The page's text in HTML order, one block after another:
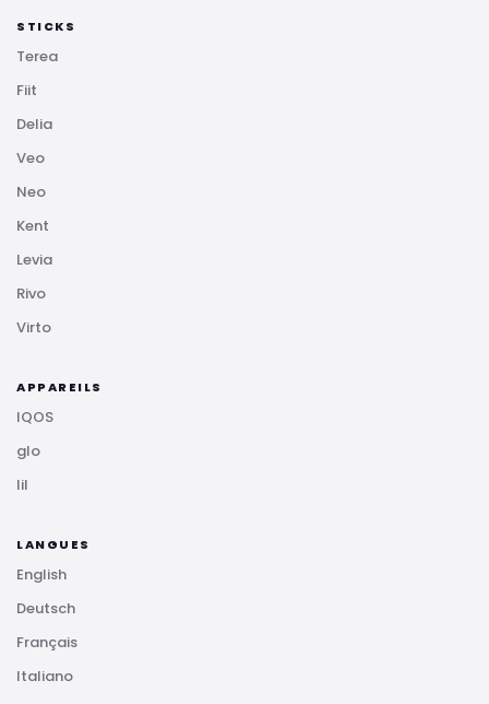
STICKS
Terea
Fiit
Delia
Veo
Neo
Kent
Levia
Rivo
Virto
APPAREILS
IQOS
glo
lil
LANGUES
English
Deutsch
Français
Italiano